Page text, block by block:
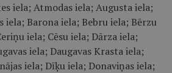
iela; Atmodas iela; Augusta iela;
iela; Barona iela; Bebru iela; Bērzu
iela; Cēsu iela; Dārza iela;
iela; Daugavas Krasta iela;
iela; Dīķu iela; Donaviņas iela;